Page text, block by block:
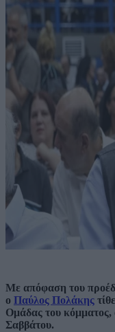
Με απόφαση του
ο Παύλος Πολάκης
Ομάδας του κόμματος,
Σαββάτου.